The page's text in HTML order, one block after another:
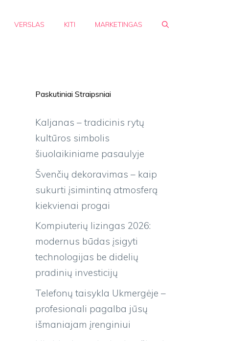
VERSLAS KITI MARKETINGAS
Paskutiniai Straipsniai
Kaljanas – tradicinis rytų
kultūros simbolis
šiuolaikiniame pasaulyje
Švenčių dekoravimas – kaip
sukurti įsimintiną atmosferą
kiekvienai progai
Kompiuterių lizingas 2026:
modernus būdas įsigyti
technologijas be didelių
pradinių investicijų
Telefonų taisykla Ukmergėje –
profesionali pagalba jūsų
išmaniajam įrenginiui